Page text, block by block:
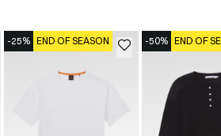
-25% END OF SEASON -50% END OF